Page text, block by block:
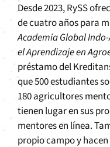
Desde 2023, RySS
de cuatro años para
Academia Global
el Aprendizaje en
préstamo del
que 500 estudiantes
180 agricultores
tienen lugar en sus
mentores en línea.
propio campo y